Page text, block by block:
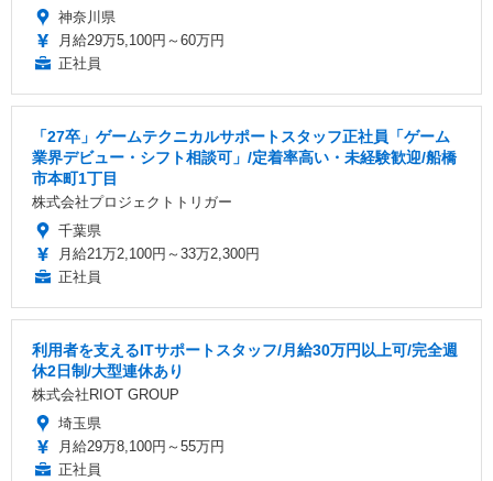
神奈川県
月給29万5,100円～60万円
正社員
「27卒」ゲームテクニカルサポートスタッフ正社員「ゲーム
業界デビュー・シフト相談可」/定着率高い・未経験歓迎/船橋
市本町1丁目
株式会社プロジェクトトリガー
千葉県
月給21万2,100円～33万2,300円
正社員
利用者を支えるITサポートスタッフ/月給30万円以上可/完全週
休2日制/大型連休あり
株式会社RIOT GROUP
埼玉県
月給29万8,100円～55万円
正社員